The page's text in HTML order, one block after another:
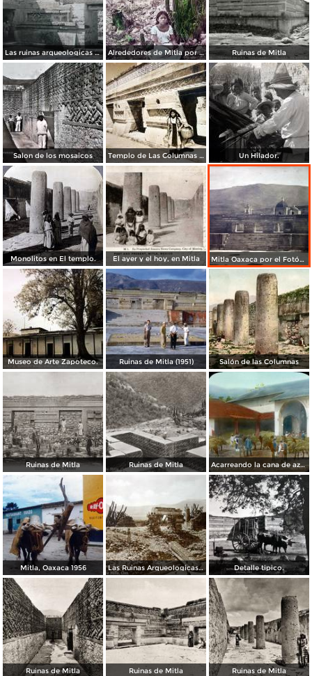
Las ruinas arqueologicas Por el fotografo Hugo Brehme. Alrededores de Mitla por el fotografo Charles Bolbruge. Ruinas de Mitla
Salon de los mosaicos Templo de Las Columnas Mitla, Oaxaca. Un Hilador.
Monolitos en El templo. El ayer y el hoy, en Mitla Mitla Oaxaca por el Fotógrafo Hugo Brehme.
Museo de Arte Zapoteco. Ruinas de Mitla (1951) Salón de las Columnas
Ruinas de Mitla Ruinas de Mitla Acarreando la cana de azucar a la molienda por el Fotógrafo Charles B. Waite 1904.
Mitla, Oaxaca 1956 Las Ruinas Arqueologicas de Mitla por Hugo Brehme. Detalle tipico.
Ruinas de Mitla Ruinas de Mitla Ruinas de Mitla